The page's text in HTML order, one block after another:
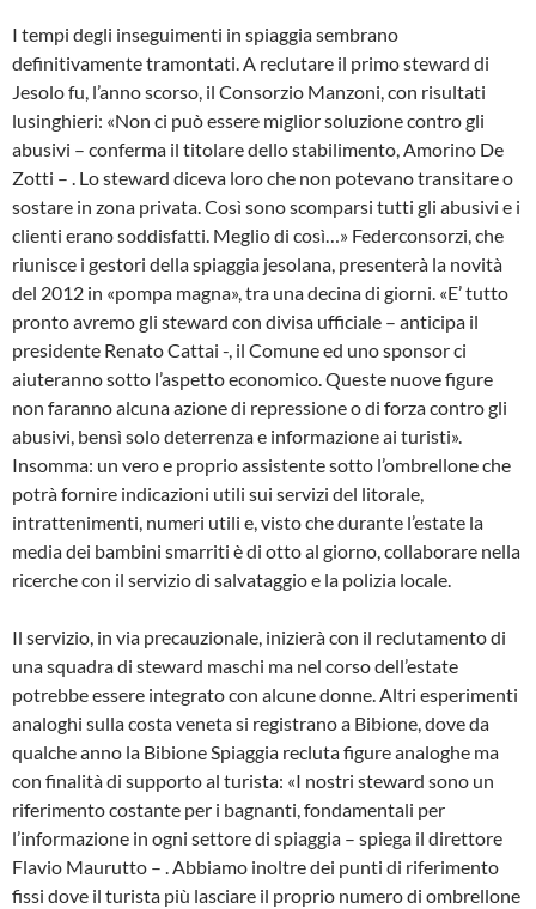
I tempi degli inseguimenti in spiaggia sembrano
definitivamente tramontati. A reclutare il primo steward di
Jesolo fu, l’anno scorso, il Consorzio Manzoni, con risultati
lusinghieri: «Non ci può essere miglior soluzione contro gli
abusivi – conferma il titolare dello stabilimento, Amorino De
Zotti – . Lo steward diceva loro che non potevano transitare o
sostare in zona privata. Così sono scomparsi tutti gli abusivi e i
clienti erano soddisfatti. Meglio di così…» Federconsorzi, che
riunisce i gestori della spiaggia jesolana, presenterà la novità
del 2012 in «pompa magna», tra una decina di giorni. «E’ tutto
pronto avremo gli steward con divisa ufficiale – anticipa il
presidente Renato Cattai -, il Comune ed uno sponsor ci
aiuteranno sotto l’aspetto economico. Queste nuove figure
non faranno alcuna azione di repressione o di forza contro gli
abusivi, bensì solo deterrenza e informazione ai turisti».
Insomma: un vero e proprio assistente sotto l’ombrellone che
potrà fornire indicazioni utili sui servizi del litorale,
intrattenimenti, numeri utili e, visto che durante l’estate la
media dei bambini smarriti è di otto al giorno, collaborare nella
ricerche con il servizio di salvataggio e la polizia locale.
Il servizio, in via precauzionale, inizierà con il reclutamento di
una squadra di steward maschi ma nel corso dell’estate
potrebbe essere integrato con alcune donne. Altri esperimenti
analoghi sulla costa veneta si registrano a Bibione, dove da
qualche anno la Bibione Spiaggia recluta figure analoghe ma
con finalità di supporto al turista: «I nostri steward sono un
riferimento costante per i bagnanti, fondamentali per
l’informazione in ogni settore di spiaggia – spiega il direttore
Flavio Maurutto – . Abbiamo inoltre dei punti di riferimento
fissi dove il turista più lasciare il proprio numero di ombrellone